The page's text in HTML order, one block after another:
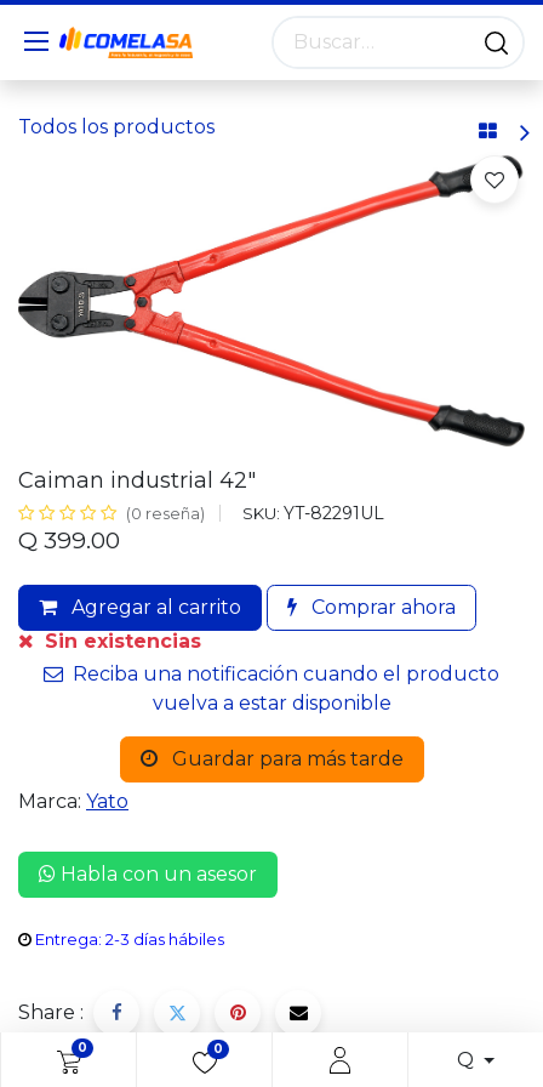
0 0 Q
Todos los productos
Caiman industrial 42"
(0 reseña) SKU: YT-82291UL
Q 399.00
Agregar al carrito
Comprar ahora
Sin existencias
Reciba una notificación cuando el producto
vuelva a estar disponible
Guardar para más tarde
Marca: Yato
Habla con un asesor
Entrega: 2-3 días hábiles
Share :